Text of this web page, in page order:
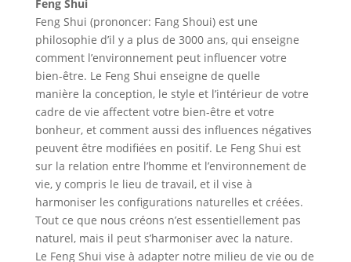
Feng Shui
Feng Shui (prononcer: Fang Shoui) est une
philosophie d’il y a plus de 3000 ans, qui enseigne
comment l’environnement peut influencer votre
bien-être. Le Feng Shui enseigne de quelle
manière la conception, le style et l’intérieur de votre
cadre de vie affectent votre bien-être et votre
bonheur, et comment aussi des influences négatives
peuvent être modifiées en positif. Le Feng Shui est
sur la relation entre l’homme et l’environnement de
vie, y compris le lieu de travail, et il vise à
harmoniser les configurations naturelles et créées.
Tout ce que nous créons n’est essentiellement pas
naturel, mais il peut s’harmoniser avec la nature.
Le Feng Shui vise à adapter notre milieu de vie ou de